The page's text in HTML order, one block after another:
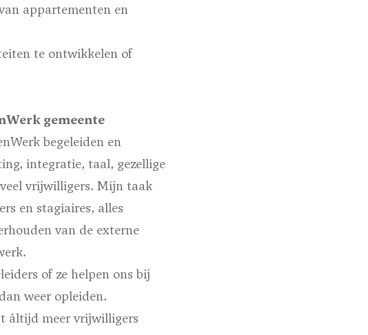
appartementen en
te ontwikkelen of
gemeente
begeleiden en
integratie, taal, gezellige
vrijwilligers. Mijn taak
en stagiaires, alles
van de externe
of ze helpen ons bij
weer opleiden.
áltijd meer vrijwilligers